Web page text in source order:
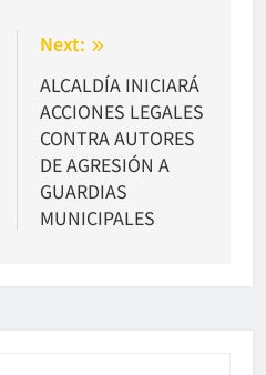
Next:
ALCALDÍA INICIARÁ
ACCIONES LEGALES
CONTRA AUTORES
DE AGRESIÓN A
GUARDIAS
MUNICIPALES